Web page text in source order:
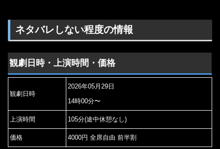
ネタバレしない程度の情報
観劇日時・上演時間・価格
観劇日時
2026年05月29日
14時00分〜
上演時間 105分(途中休憩なし)
価格 4000円 全席自由 前半割